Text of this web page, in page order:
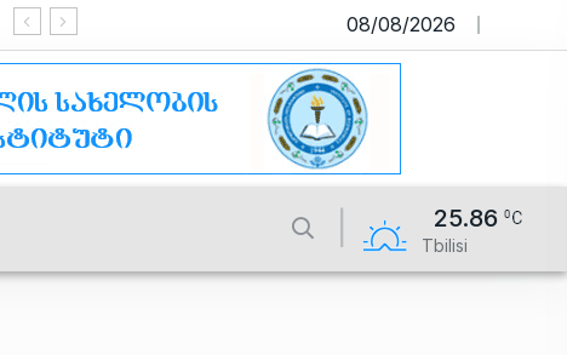
საიტი მუშაობს სატესტო რეჟიმში
08/08/2026
25.86
Tbilisi